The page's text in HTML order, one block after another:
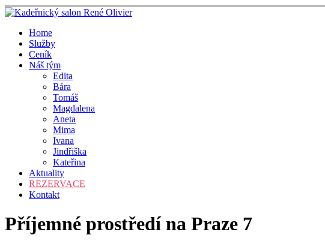
Skip
to
contentHome
Služby
Ceník
Náš tým
Edita
Bára
Tomáš
Magdalena
Aneta
Mima
Ivana
Jindřiška
Kateřina
Aktuality
REZERVACE
Kontakt
Příjemné prostředí na Praze 7